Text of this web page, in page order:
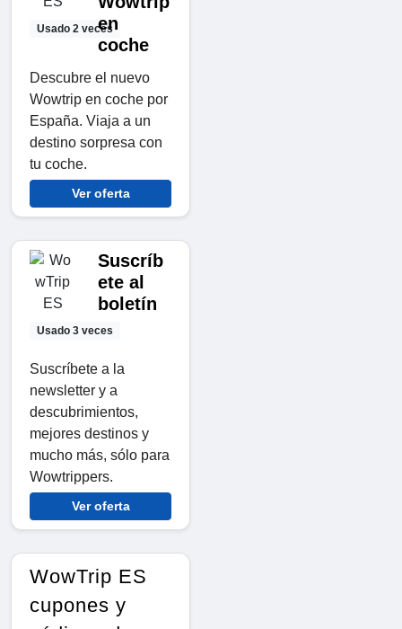
Usado 2 veces
en
coche
Descubre el nuevo
Wowtrip en coche por
España. Viaja a un
destino sorpresa con
tu coche.
Ver oferta
Usado 3 veces
Suscríb
ete al
boletín
Suscríbete a la
newsletter y a
descubrimientos,
mejores destinos y
mucho más, sólo para
Wowtrippers.
Ver oferta
WowTrip ES
cupones y